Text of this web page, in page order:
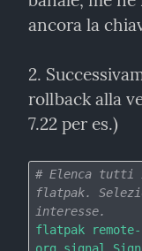
ancora la
2.
rollback alla
7.22 per es.)
# Elenca tutti
flatpak.
interesse.
flatpak